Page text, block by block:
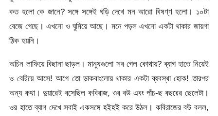
কত হলো কে জানে? সঙ্গে সঙ্গেই ঘড়ি দেখে মন আরো বিষণ্ণ হলো। ১০টা
বেজে গেছে। এখনো ও ঘুমিয়ে আছে। মনে পড়ল এখনো একটা থাকার জায়গা
ঠিক হয়নি।
অচিন লাফিয়ে বিছানা ছাড়ল। মানুষগুলো সব গেল কোথায়? ব্যাগ হাতে নিয়েই
ও বেরিয়ে আসে! আগে তো ডাকবাংলোয় থাকার একটা ব্যবস্থা হোক! তারপর
অন্য কথা। দুয়ারেই বসেছিল কবিরাজ, ওর বউ এবং পাঁচ-ছ বছরের ছেলেটা।
ওর হাতে ব্যাগ দেখে সবাই একসঙ্গে হইহই করে উঠল। কবিরাজের বউ বলল,